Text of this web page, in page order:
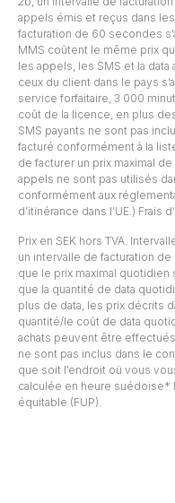
appels émis et reçus dans
facturation de 60 secondes
MMS coûtent le même prix
les appels, les SMS et la data
ceux du client dans le pays
service forfaitaire, 3 000
coût de la licence, en plus
SMS payants ne sont pas
facturé conformément à la
de facturer un prix maximal
appels ne sont pas utilisés
conformément aux
d’itinérance dans l’UE.) Frais
Prix en SEK hors TVA.
un intervalle de facturation de
que le prix maximal quotidien
que la quantité de data
plus de data, les prix décrits
quantité/le coût de data
achats peuvent être
ne sont pas inclus dans le
que soit l’endroit où vous
calculée en heure suédoise*
équitable (FUP).